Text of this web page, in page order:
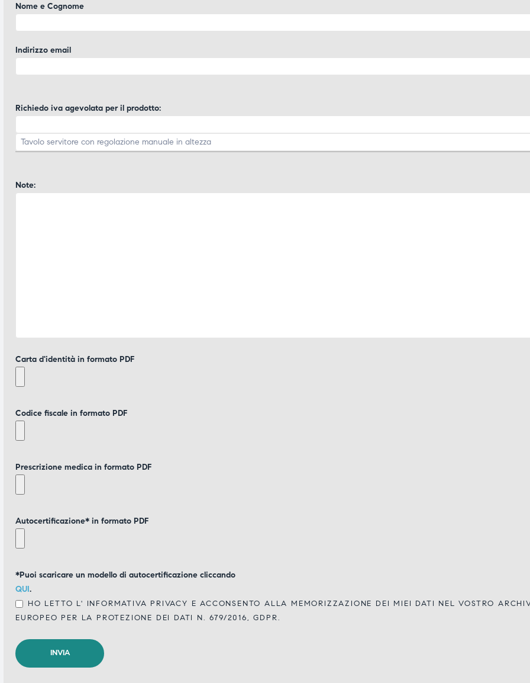
Nome e Cognome
Indirizzo email
Richiedo iva agevolata per il prodotto:
Note:
Carta d'identità in formato PDF
Codice fiscale in formato PDF
Prescrizione medica in formato PDF
Autocertificazione* in formato PDF
*Puoi scaricare un modello di autocertificazione cliccando
QUI.
HO LETTO L' INFORMATIVA PRIVACY E ACCONSENTO ALLA MEMORIZZAZIONE DEI MIEI DATI NEL VOSTRO
EUROPEO PER LA PROTEZIONE DEI DATI N. 679/2016, GDPR.